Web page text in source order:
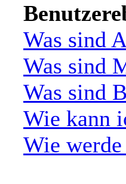
Was sind
Was sind
Was sind
Wie kann
Wie